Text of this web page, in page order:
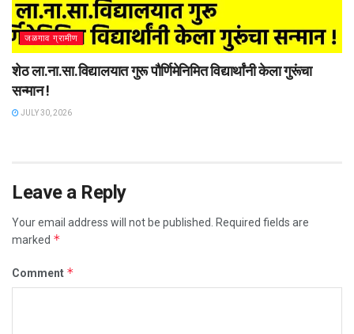
जळगाव ग्रामीण
शेठ ला.ना.सा.विद्यालयात गुरू पौर्णिमेनिमित विद्यार्थांनी केला गुरूंचा
सन्मान !
JULY 30, 2026
Leave a Reply
Your email address will not be published.
Required fields are
marked *
Comment *